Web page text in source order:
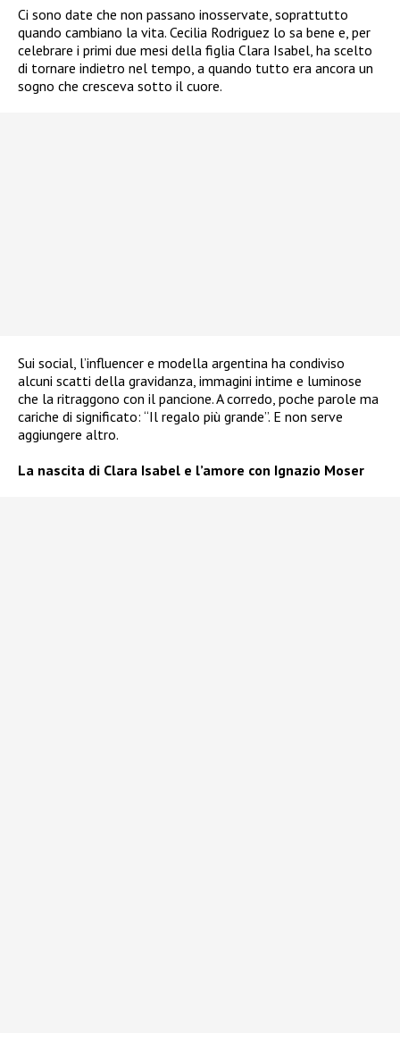
Ci sono date che non passano inosservate, soprattutto
quando cambiano la vita. Cecilia Rodriguez lo sa bene e, per
celebrare i primi due mesi della figlia Clara Isabel, ha scelto
di tornare indietro nel tempo, a quando tutto era ancora un
sogno che cresceva sotto il cuore.
Sui social, l’influencer e modella argentina ha condiviso
alcuni scatti della gravidanza, immagini intime e luminose
che la ritraggono con il pancione. A corredo, poche parole ma
cariche di significato: “Il regalo più grande”. E non serve
aggiungere altro.
La nascita di Clara Isabel e l’amore con Ignazio Moser